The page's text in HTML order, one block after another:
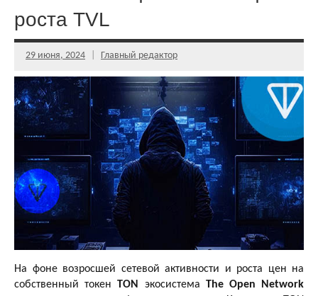
роста TVL
29 июня, 2024 Главный редактор
На фоне возросшей сетевой активности и роста цен на
собственный токенTON экосистема The Open Network